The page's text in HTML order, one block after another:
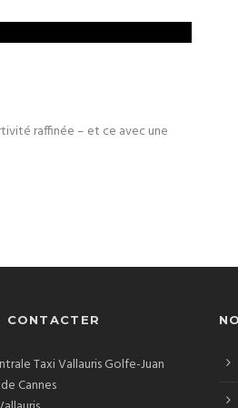
raffinée – et ce avec une
CONTACTER
Taxi Vallauris Golfe-Juan
Cannes